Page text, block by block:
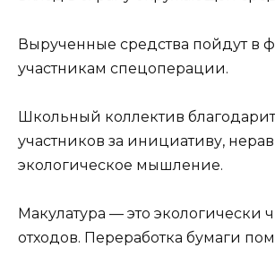
Вырученные средства пойдут в
участникам спецоперации.
Школьный коллектив
участников за инициативу,
экологическое мышление.
Макулатура — это экологически
отходов. Переработка бумаги